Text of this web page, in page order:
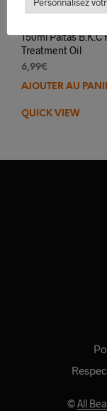
150ml Paltas B.K.C
Treatment Oil
6,99€
AJOUTER AU
QUICK VIEW
©All